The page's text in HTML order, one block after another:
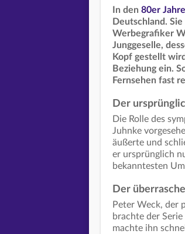
In den 80er
Deutschland.
Werbegrafiker
Junggeselle,
Kopf gestellt
Beziehung ein.
Fernsehen fast
Der
Die Rolle des
Juhnke
äußerte und
er ursprünglich
bekanntesten
Der
Peter Weck, der
brachte der
machte ihn